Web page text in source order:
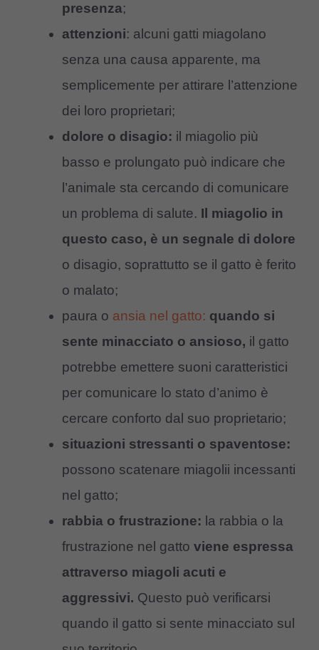
presenza;
attenzioni: alcuni gatti miagolano
senza una causa apparente, ma
semplicemente per attirare l’attenzione
dei loro proprietari;
dolore o disagio: il miagolio più
basso e prolungato può indicare che
l’animale sta cercando di comunicare
un problema di salute. Il miagolio in
questo caso, è un segnale di dolore
o disagio, soprattutto se il gatto è ferito
o malato;
paura o ansia nel gatto: quando si
sente minacciato o ansioso, il gatto
potrebbe emettere suoni caratteristici
per comunicare lo stato d’animo è
cercare conforto dal suo proprietario;
situazioni stressanti o spaventose:
possono scatenare miagolii incessanti
nel gatto;
rabbia o frustrazione: la rabbia o la
frustrazione nel gatto viene espressa
attraverso miagoli acuti e
aggressivi. Questo può verificarsi
quando il gatto si sente minacciato sul